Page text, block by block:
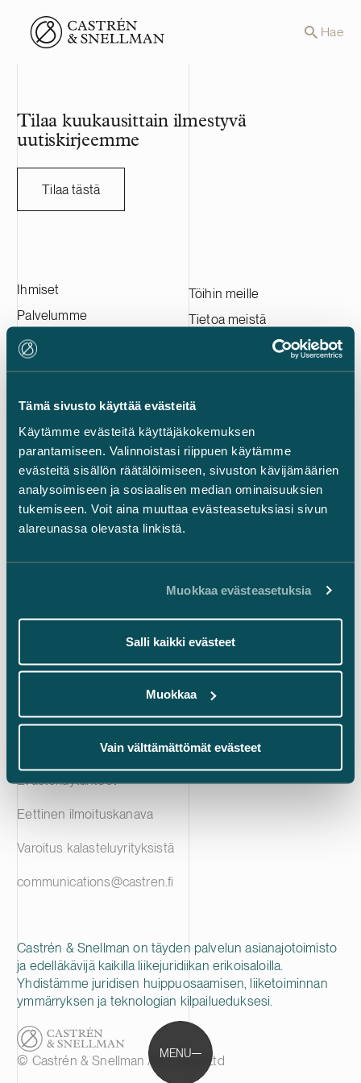
Tämä sivusto käyttää evästeitä
Käytämme evästeitä käyttäjäkokemuksen
parantamiseen. Valinnoistasi riippuen käytämme
evästeitä sisällön räätälöimiseen, sivuston kävijämäärien
analysoimiseen ja sosiaalisen median ominaisuuksien
tukemiseen. Voit aina muuttaa evästeasetuksiasi sivun
alareunassa olevasta linkistä.
Muokkaa evästeasetuksia
Salli kaikki evästeet
Muokkaa
Vain välttämättömät evästeet
Front page Hae
MENU
Tilaa kuukausittain ilmestyvä
uutiskirjeemme
Tilaa tästä
Ihmiset
Palvelumme
Asiakkaitamme
Ajankohtaista
Töihin meille
Tietoa meistä
LinkedIn
Instagram
Facebook
Takaisin ylös ⬏
Castrén & Snellman on täyden palvelun asianajotoimisto
ja edelläkävijä kaikilla liikejuridiikan erikoisaloilla.
Yhdistämme juridisen huippuosaamisen, liiketoiminnan
ymmärryksen ja teknologian kilpailueduksesi.
© Castrén & Snellman Attorneys Ltd
Yleiset sopimusehdot
Oikeudellinen tiedonanto
Tietosuojailmoitus
Evästekäytänteet
Eettinen ilmoituskanava
Varoitus kalasteluyrityksistä
communications@castren.fi